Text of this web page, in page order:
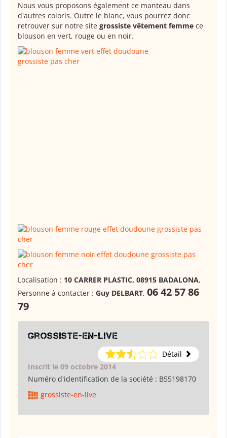
Nous vous proposons également ce manteau dans
d'autres coloris. Outre le blanc, vous pourrez donc
retrouver sur notre site grossiste vêtement femme ce
blouson en vert, rouge ou en noir.
Localisation : 10 CARRER PLASTIC, 08915 BADALONA,
Personne à contacter : Guy DELBART, 06 42 57 86
79
grossiste-en-live
Détail
Inscrit le 09 octobre 2014
Numéro d'identification de la société : B55198170
grossiste-en-live